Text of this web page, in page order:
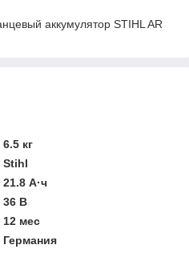
аккумулятор STIHL AR
6.5 кг
Stihl
21.8 А·ч
36 В
12 мес
Германия